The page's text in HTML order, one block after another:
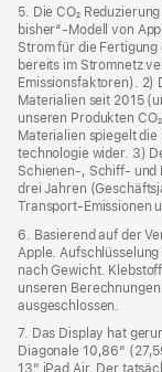
5. Die CO₂
bisher“-Modell von
Strom für die
bereits im Stromnetz
Emissionsfaktoren). 2)
Materialien seit 2015
unseren Produkten
Materialien spiegelt
technologie wider. 3)
Schienen‑, Schiff‑
drei Jahren
Transport-Emissionen
6. Basierend auf der
Apple.
nach Gewicht.
unseren
ausgeschlossen.
7. Das Display hat
Diagonale 10,86"
13" iPad Air. Der